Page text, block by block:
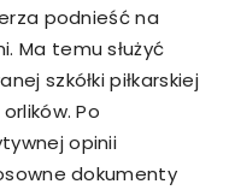
podnieść na
Ma temu służyć
szkółki piłkarskiej
Po
opinii
dokumenty